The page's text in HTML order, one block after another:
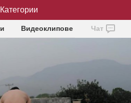
drgionni
Видеоклипове Чат
Категории